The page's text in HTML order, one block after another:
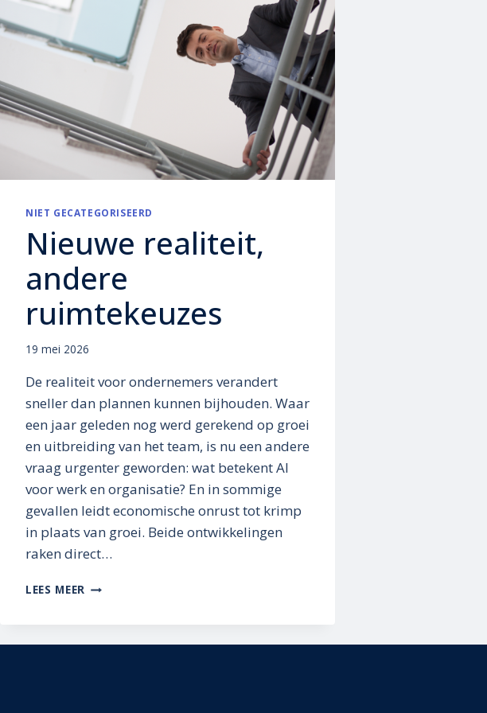
NIET GECATEGORISEERD
Nieuwe realiteit,
andere
ruimtekeuzes
19 mei 2026
De realiteit voor ondernemers verandert
sneller dan plannen kunnen bijhouden. Waar
een jaar geleden nog werd gerekend op groei
en uitbreiding van het team, is nu een andere
vraag urgenter geworden: wat betekent AI
voor werk en organisatie? En in sommige
gevallen leidt economische onrust tot krimp
in plaats van groei. Beide ontwikkelingen
raken direct…
LEES MEER NIEUWE